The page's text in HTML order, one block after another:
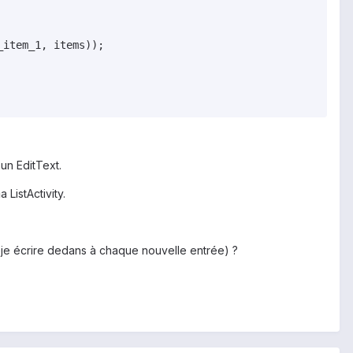
EditText.
ListActivity.
écrire dedans à chaque nouvelle entrée) ?